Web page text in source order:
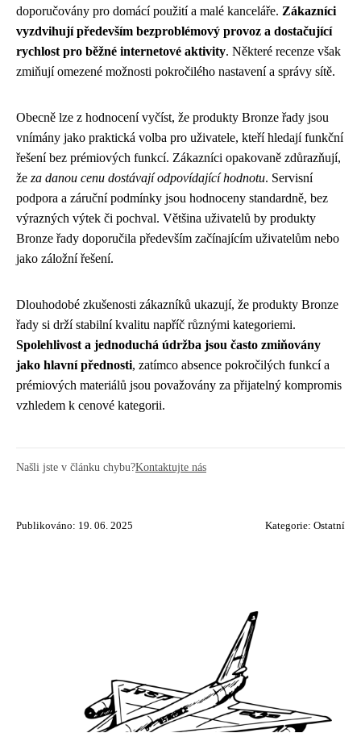
doporučovány pro domácí použití a malé kanceláře. Zákazníci
vyzdvihují především bezproblémový provoz a dostačující
rychlost pro běžné internetové aktivity. Některé recenze však
zmiňují omezené možnosti pokročilého nastavení a správy sítě.
Obecně lze z hodnocení vyčíst, že produkty Bronze řady jsou
vnímány jako praktická volba pro uživatele, kteří hledají funkční
řešení bez prémiových funkcí. Zákazníci opakovaně zdůrazňují,
že za danou cenu dostávají odpovídající hodnotu. Servisní
podpora a záruční podmínky jsou hodnoceny standardně, bez
výrazných výtek či pochval. Většina uživatelů by produkty
Bronze řady doporučila především začínajícím uživatelům nebo
jako záložní řešení.
Dlouhodobé zkušenosti zákazníků ukazují, že produkty Bronze
řady si drží stabilní kvalitu napříč různými kategoriemi.
Spolehlivost a jednoduchá údržba jsou často zmiňovány
jako hlavní přednosti, zatímco absence pokročilých funkcí a
prémiových materiálů jsou považovány za přijatelný kompromis
vzhledem k cenové kategorii.
Našli jste v článku chybu?Kontaktujte nás
Publikováno: 19. 06. 2025 Kategorie: Ostatní